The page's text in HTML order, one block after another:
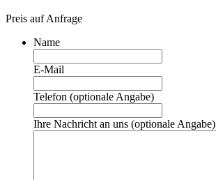
Preis auf Anfrage
Name
E-Mail
Telefon (optionale Angabe)
Ihre Nachricht an uns (optionale Angabe)